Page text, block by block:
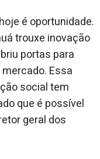
é oportunidade.
trouxe inovação
portas para
Essa
social tem
que é possível
geral dos